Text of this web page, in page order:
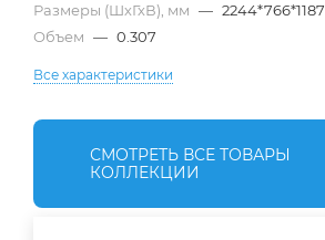
Размеры (ШхГхВ), мм — 2244*766*1187
Объем — 0.307
Все характеристики
СМОТРЕТЬ ВСЕ ТОВАРЫ
КОЛЛЕКЦИИ